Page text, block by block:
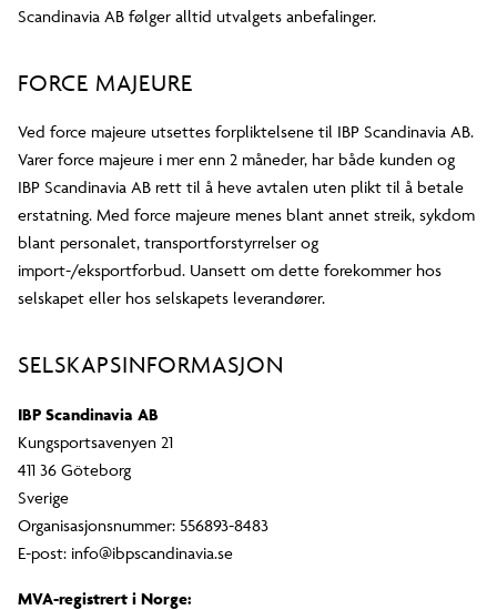
Scandinavia AB følger alltid utvalgets anbefalinger.
FORCE MAJEURE
Ved force majeure utsettes forpliktelsene til IBP Scandinavia AB.
Varer force majeure i mer enn 2 måneder, har både kunden og
IBP Scandinavia AB rett til å heve avtalen uten plikt til å betale
erstatning. Med force majeure menes blant annet streik, sykdom
blant personalet, transportforstyrrelser og
import-/eksportforbud. Uansett om dette forekommer hos
selskapet eller hos selskapets leverandører.
SELSKAPSINFORMASJON
IBP Scandinavia AB
Kungsportsavenyen 21
411 36 Göteborg
Sverige
Organisasjonsnummer: 556893-8483
E-post: info@ibpscandinavia.se
MVA-registrert i Norge: